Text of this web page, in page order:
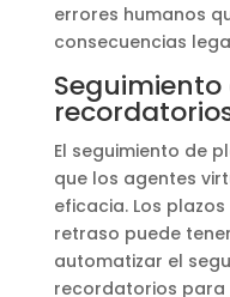
errores humanos
consecuencias
El seguimiento de
que los agentes
eficacia. Los
retraso puede
automatizar el
recordatorios para